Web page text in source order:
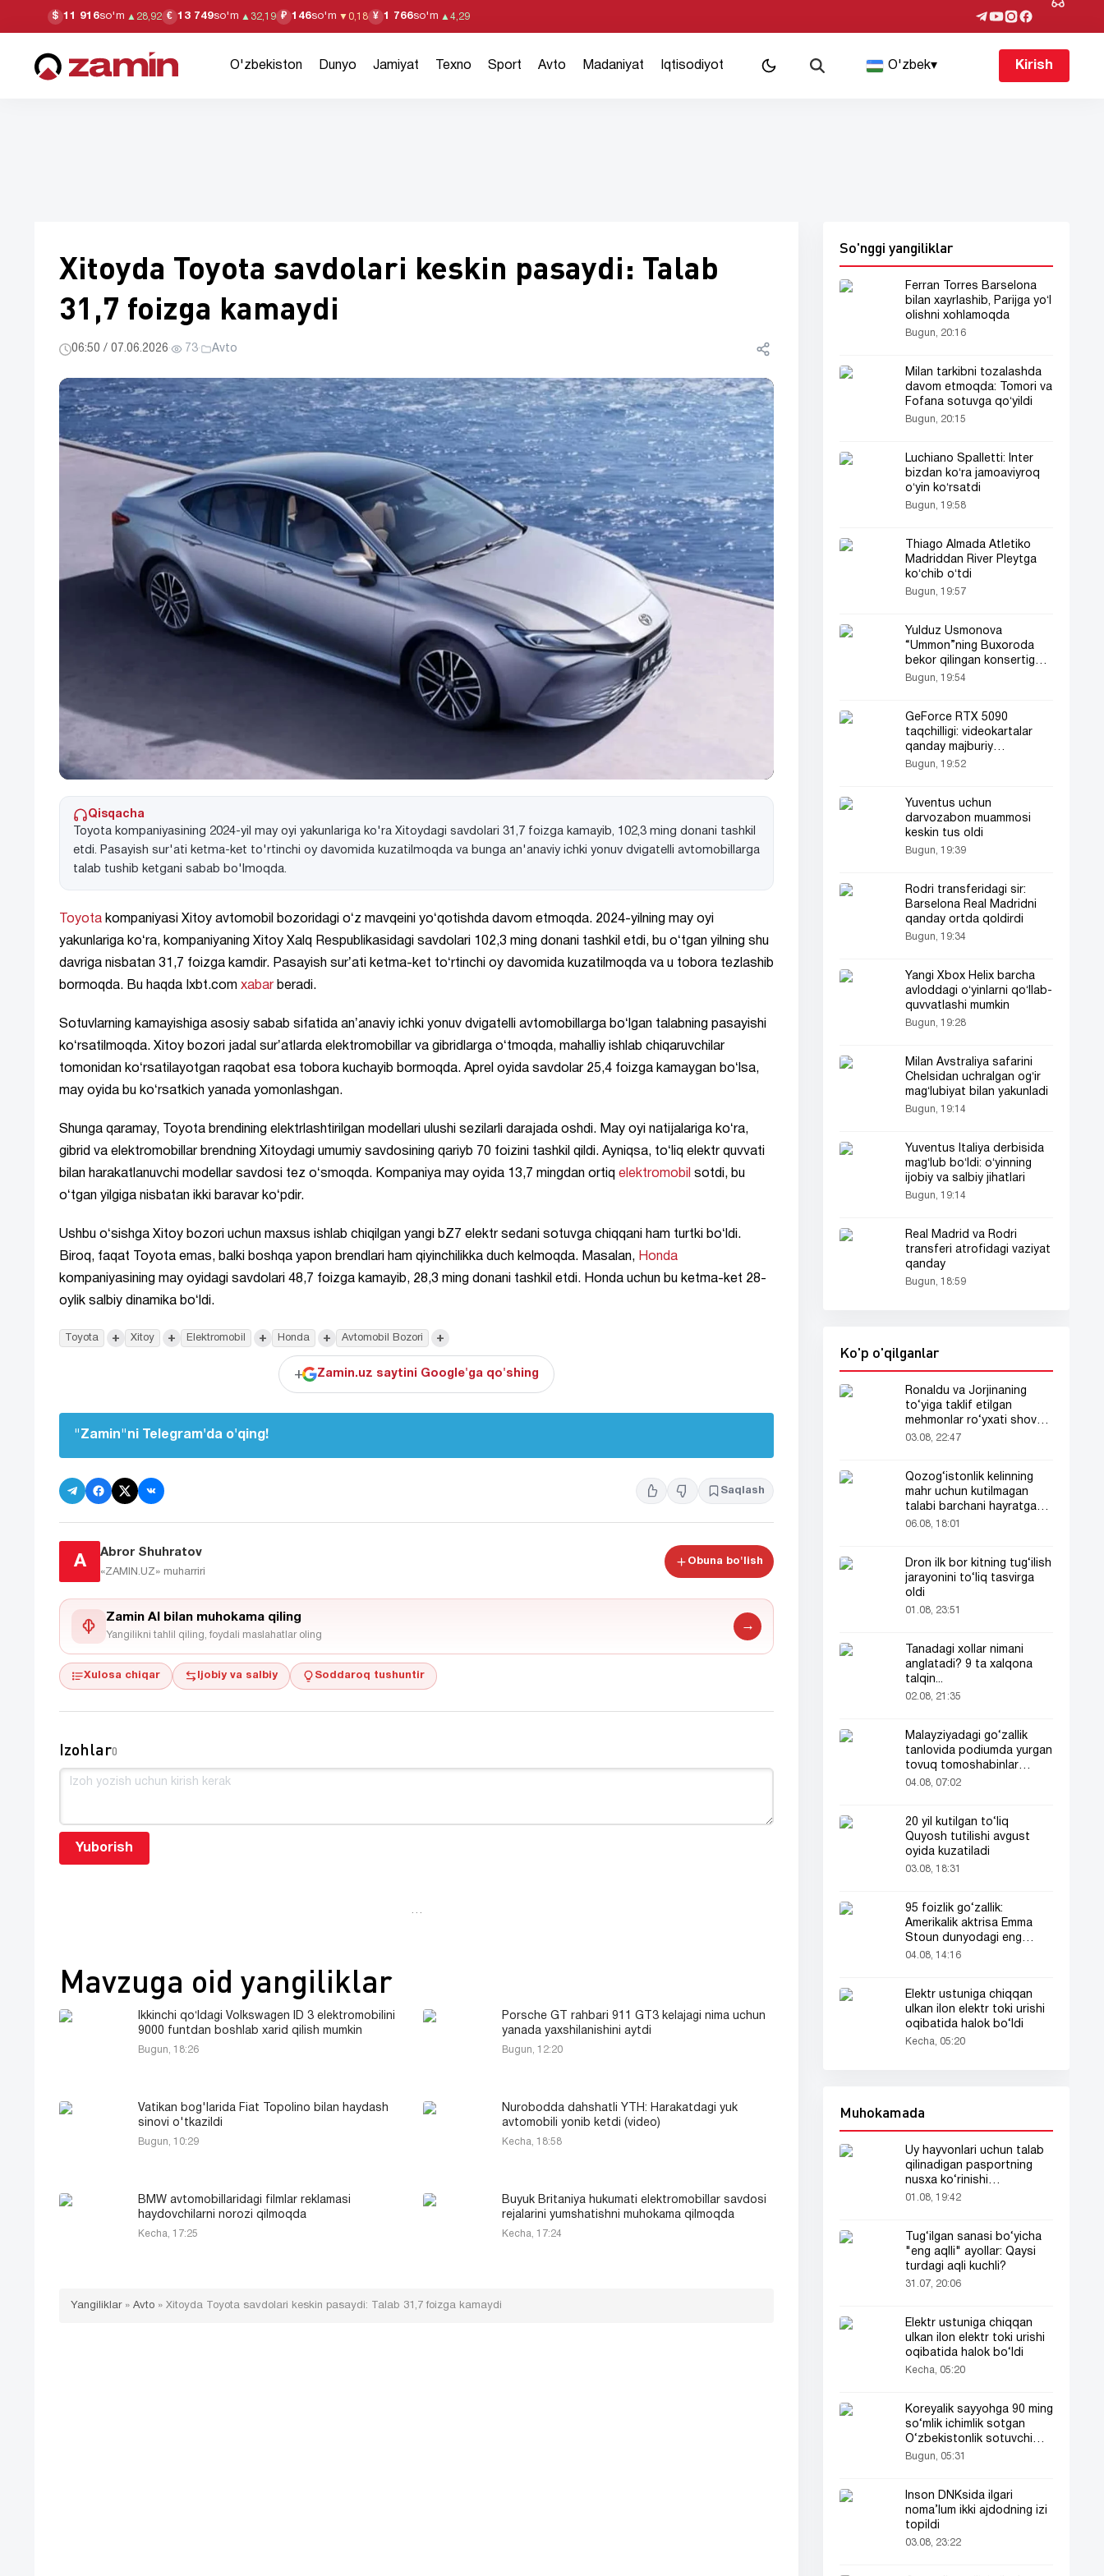
$ 11 916so'm ▲ 28,92 € 13 749so'm ▲ 32,19 ₽ 146so'm ▼ 0,18 ¥ 1 766so'm ▲ 4,29
O'zbekiston Dunyo Jamiyat Texno Sport Avto Madaniyat Iqtisodiyot O'zbek▾ Kirish
Xitoyda Toyota savdolari keskin pasaydi: Talab
31,7 foizga kamaydi
06:50 / 07.06.2026· 73· Avto
Qisqacha
Toyota kompaniyasining 2024-yil may oyi yakunlariga ko'ra Xitoydagi savdolari 31,7 foizga kamayib, 102,3 ming donani tashkil
etdi. Pasayish sur'ati ketma-ket to'rtinchi oy davomida kuzatilmoqda va bunga an'anaviy ichki yonuv dvigatelli avtomobillarga
talab tushib ketgani sabab bo'lmoqda.
Toyota kompaniyasi Xitoy avtomobil bozoridagi oʻz mavqeini yoʻqotishda davom etmoqda. 2024-yilning may oyi
yakunlariga koʻra, kompaniyaning Xitoy Xalq Respublikasidagi savdolari 102,3 ming donani tashkil etdi, bu oʻtgan yilning shu
davriga nisbatan 31,7 foizga kamdir. Pasayish surʼati ketma-ket toʻrtinchi oy davomida kuzatilmoqda va u tobora tezlashib
bormoqda. Bu haqda Ixbt.com xabar beradi.
Sotuvlarning kamayishiga asosiy sabab sifatida anʼanaviy ichki yonuv dvigatelli avtomobillarga boʻlgan talabning pasayishi
koʻrsatilmoqda. Xitoy bozori jadal surʼatlarda elektromobillar va gibridlarga oʻtmoqda, mahalliy ishlab chiqaruvchilar
tomonidan koʻrsatilayotgan raqobat esa tobora kuchayib bormoqda. Aprel oyida savdolar 25,4 foizga kamaygan boʻlsa,
may oyida bu koʻrsatkich yanada yomonlashgan.
Shunga qaramay, Toyota brendining elektrlashtirilgan modellari ulushi sezilarli darajada oshdi. May oyi natijalariga koʻra,
gibrid va elektromobillar brendning Xitoydagi umumiy savdosining qariyb 70 foizini tashkil qildi. Ayniqsa, toʻliq elektr quvvati
bilan harakatlanuvchi modellar savdosi tez oʻsmoqda. Kompaniya may oyida 13,7 mingdan ortiq elektromobil
sotdi, bu
oʻtgan yilgiga nisbatan ikki baravar koʻpdir.
Ushbu oʻsishga Xitoy bozori uchun maxsus ishlab chiqilgan yangi bZ7 elektr sedani sotuvga chiqqani ham turtki boʻldi.
Biroq, faqat Toyota emas, balki boshqa yapon brendlari ham qiyinchilikka duch kelmoqda. Masalan, Honda
kompaniyasining may oyidagi savdolari 48,7 foizga kamayib, 28,3 ming donani tashkil etdi. Honda uchun bu ketma-ket 28-
oylik salbiy dinamika boʻldi.
Toyota + Xitoy + Elektromobil + Honda + Avtomobil Bozori +
+ Zamin.uz saytini Google'ga qo'shing
"Zamin"ni Telegram'da o'qing!
Saqlash
A
Abror Shuhratov
«ZAMIN.UZ» muharriri
Obuna bo'lish
Zamin AI bilan muhokama qiling
Yangilikni tahlil qiling, foydali maslahatlar oling
→
Xulosa chiqar Ijobiy va salbiy Soddaroq tushuntir
Izohlar0
Yuborish
…
Mavzuga oid yangiliklar
Ikkinchi qoʻldagi Volkswagen ID 3 elektromobilini
9000 funtdan boshlab xarid qilish mumkin
Bugun, 18:26
Porsche GT rahbari 911 GT3 kelajagi nima uchun
yanada yaxshilanishini aytdi
Bugun, 12:20
Vatikan bog'larida Fiat Topolino bilan haydash
sinovi o'tkazildi
Bugun, 10:29
Nurobodda dahshatli YTH: Harakatdagi yuk
avtomobili yonib ketdi (video)
Kecha, 18:58
BMW avtomobillaridagi filmlar reklamasi
haydovchilarni norozi qilmoqda
Kecha, 17:25
Buyuk Britaniya hukumati elektromobillar savdosi
rejalarini yumshatishni muhokama qilmoqda
Kecha, 17:24
Yangiliklar» Avto » Xitoyda Toyota savdolari keskin pasaydi: Talab 31,7 foizga kamaydi
So'nggi yangiliklar
Ferran Torres Barselona
bilan xayrlashib, Parijga yoʻl
olishni xohlamoqda
Bugun, 20:16
Milan tarkibni tozalashda
davom etmoqda: Tomori va
Fofana sotuvga qoʻyildi
Bugun, 20:15
Luchiano Spalletti: Inter
bizdan koʻra jamoaviyroq
oʻyin koʻrsatdi
Bugun, 19:58
Thiago Almada Atletiko
Madriddan River Pleytga
koʻchib oʻtdi
Bugun, 19:57
Yulduz Usmonova
“Ummon”ning Buxoroda
bekor qilingan konsertiga
o‘zining keskin fikrlarini
Bugun, 19:54
GeForce RTX 5090
taqchilligi: videokartalar
qanday majburiy
paketlarda sotilmoqda
Bugun, 19:52
Yuventus uchun
darvozabon muammosi
keskin tus oldi
Bugun, 19:39
Rodri transferidagi sir:
Barselona Real Madridni
qanday ortda qoldirdi
Bugun, 19:34
Yangi Xbox Helix barcha
avloddagi oʻyinlarni qoʻllab-
quvvatlashi mumkin
Bugun, 19:28
Milan Avstraliya safarini
Chelsidan uchralgan ogʻir
magʻlubiyat bilan yakunladi
Bugun, 19:14
Yuventus Italiya derbisida
magʻlub boʻldi: oʻyinning
ijobiy va salbiy jihatlari
Bugun, 19:14
Real Madrid va Rodri
transferi atrofidagi vaziyat
qanday
Bugun, 18:59
Ko'p o'qilganlar
Ronaldu va Jorjinaning
to‘yiga taklif etilgan
mehmonlar ro‘yxati shov-
shuvda
03.08, 22:47
Qozog‘istonlik kelinning
mahr uchun kutilmagan
talabi barchani hayratga
soldi
06.08, 18:01
Dron ilk bor kitning tug‘ilish
jarayonini to‘liq tasvirga
oldi
01.08, 23:51
Tanadagi xollar nimani
anglatadi? 9 ta xalqona
talqin...
02.08, 21:35
Malayziyadagi go‘zallik
tanlovida podiumda yurgan
tovuq tomoshabinlar
e’tiborini tortdi
04.08, 07:02
20 yil kutilgan to‘liq
Quyosh tutilishi avgust
oyida kuzatiladi
03.08, 18:31
95 foizlik go‘zallik:
Amerikalik aktrisa Emma
Stoun dunyodagi eng
go‘zal ayol deb topildi!
04.08, 14:16
Elektr ustuniga chiqqan
ulkan ilon elektr toki urishi
oqibatida halok bo‘ldi
Kecha, 05:20
Muhokamada
Uy hayvonlari uchun talab
qilinadigan pasportning
nusxa ko‘rinishi
tarmoqlarda tarqaldi
01.08, 19:42
Tug‘ilgan sanasi bo‘yicha
"eng aqlli" ayollar: Qaysi
turdagi aqli kuchli?
31.07, 20:06
Elektr ustuniga chiqqan
ulkan ilon elektr toki urishi
oqibatida halok bo‘ldi
Kecha, 05:20
Koreyalik sayyohga 90 ming
so‘mlik ichimlik sotgan
O‘zbekistonlik sotuvchi
Koreya televideniyasida
Bugun, 05:31
Inson DNKsida ilgari
noma’lum ikki ajdodning izi
topildi
03.08, 23:22